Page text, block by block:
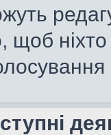
щоб